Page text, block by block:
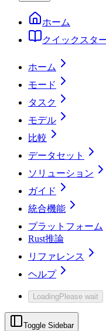
ホーム
クイックスタ
ホーム
モード
タスク
モデル
比較
データセット
ソリューション
ガイド
統合機能
プラットフォーム
Rust推論
リファレンス
ヘルプ
LoadingPlease wait
Toggle Sidebar